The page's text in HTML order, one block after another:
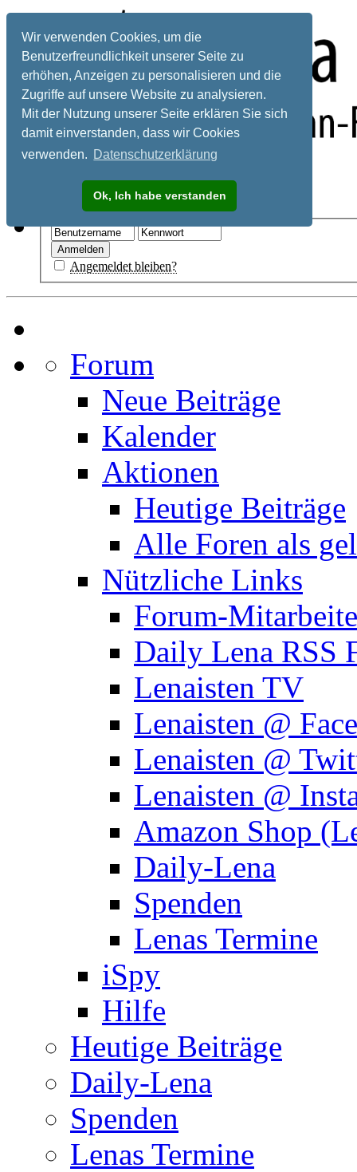
Wir verwenden Cookies, um die
Benutzerfreundlichkeit unserer Seite zu
erhöhen, Anzeigen zu personalisieren und die
Zugriffe auf unsere Website zu analysieren.
Mit der Nutzung unserer Seite erklären Sie sich
damit einverstanden, dass wir Cookies
verwenden. Datenschutzerklärung
Ok, Ich habe verstanden
Registrieren
Angemeldet bleiben?
Forum
Neue Beiträge
Kalender
Aktionen
Heutige Beiträge
Alle Foren als
Nützliche Links
Forum-
Daily Lena RSS
Lenaisten TV
Lenaisten @
Lenaisten @
Lenaisten @
Amazon Shop
Daily-Lena
Spenden
Lenas Termine
iSpy
Hilfe
Heutige Beiträge
Daily-Lena
Spenden
Lenas Termine